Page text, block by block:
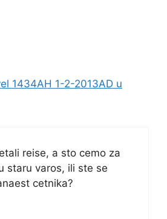
1434AH 1-2-2013AD u
reise, a sto cemo za
staru varos, ili ste se
cetnika?